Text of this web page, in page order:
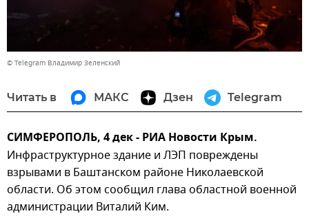
© Telegram Владимир Зеленский
Читать в МАКС Дзен Telegram
СИМФЕРОПОЛЬ, 4 дек - РИА Новости Крым.
Инфраструктурное здание и ЛЭП повреждены
взрывами в Баштанском районе Николаевской
области. Об этом сообщил глава областной военной
администрации Виталий Ким.